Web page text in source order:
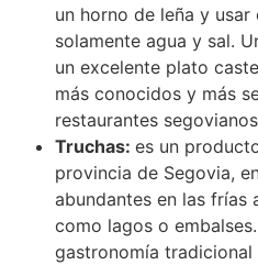
un horno de leña y
solamente agua y sal.
un excelente plato
más conocidos y más
restaurantes
Truchas: es un
provincia de Segovia,
abundantes en las frías
como lagos o
gastronomía